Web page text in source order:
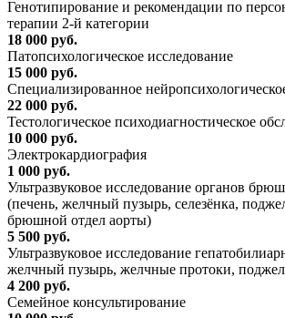
Генотипирование и рекомендации по
терапии 2-й категории
18 000 руб.
Патопсихологическое исследование
15 000 руб.
Специализированное
22 000 руб.
Тестологическое психодиагностическое
10 000 руб.
Электрокардиография
1 000 руб.
Ультразвуковое исследование органов
(печень, желчный пузырь, селезёнка,
брюшной отдел аорты)
5 500 руб.
Ультразвуковое исследование
желчный пузырь, желчные протоки,
4 200 руб.
Семейное консультирование